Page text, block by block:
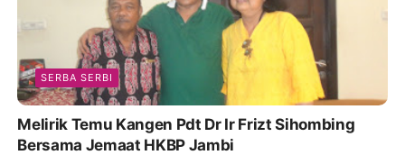
SERBA SERBI
Melirik Temu Kangen Pdt Dr Ir Frizt Sihombing
Bersama Jemaat HKBP Jambi